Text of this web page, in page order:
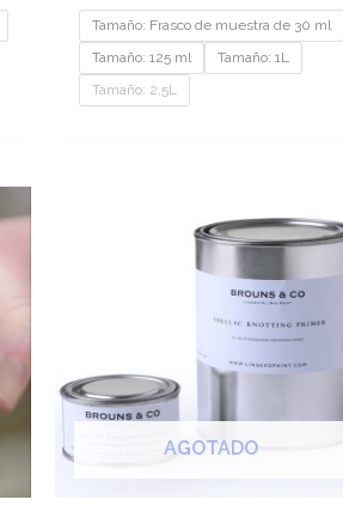
Tamaño: Frasco de muestra de 30 ml
Tamaño: 125 ml
Tamaño: 1L
Tamaño: 2,5L
AGOTADO
de
precios:
€12.85
hasta
€84.50